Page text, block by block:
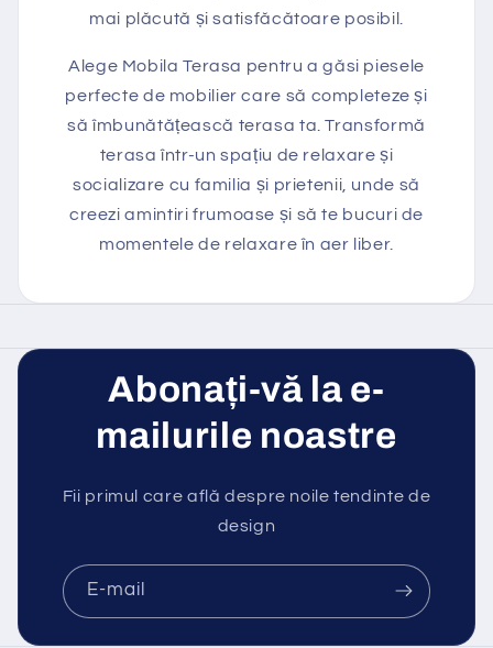
mai plăcută și satisfăcătoare posibil.
Alege Mobila Terasa pentru a găsi piesele
perfecte de mobilier care să completeze și
să îmbunătățească terasa ta. Transformă
terasa într-un spațiu de relaxare și
socializare cu familia și prietenii, unde să
creezi amintiri frumoase și să te bucuri de
momentele de relaxare în aer liber.
Abonați-vă la e-
mailurile noastre
Fii primul care află despre noile tendinte de
design
E-mail